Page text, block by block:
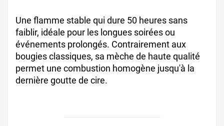
Une flamme stable qui dure 50 heures sans
faiblir, idéale pour les longues soirées ou
événements prolongés. Contrairement aux
bougies classiques, sa mèche de haute qualité
permet une combustion homogène jusqu'à la
dernière goutte de cire.